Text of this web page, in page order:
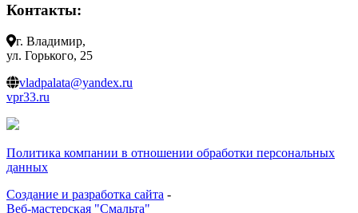
Контакты:
г. Владимир,
ул. Горького, 25
vladpalata@yandex.ru
vpr33.ru
Политика компании в отношении обработки персональных
данных
Создание и разработка сайта -
Веб-мастерская "Смальта"